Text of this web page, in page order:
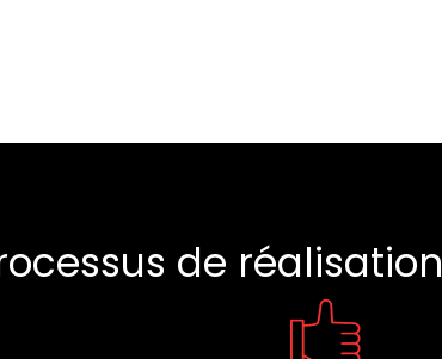
de réalisation